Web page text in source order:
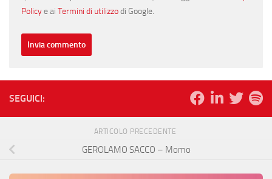
Policye ai Termini di utilizzodi Google.
SEGUICI:
ARTICOLO PRECEDENTE
GEROLAMO SACCO – Momo